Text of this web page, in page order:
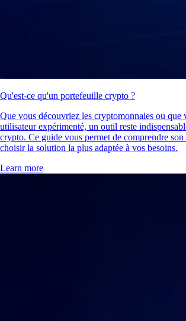
Qu'est-ce qu'un portefeuille crypto ?
Que vous découvriez les cryptomonnaies ou que
utilisateur expérimenté, un outil reste
crypto. Ce guide vous permet de comprendre
choisir la solution la plus adaptée à vos besoins.
Learn more